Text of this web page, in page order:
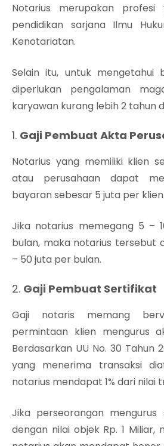
Notarius merupakan profesi
pendidikan sarjana Ilmu
Kenotariatan.
Selain itu, untuk mengetahui
diperlukan pengalaman
karyawan kurang lebih 2 tahun
1. Gaji Pembuat Akta
Notarius yang memiliki klien
atau perusahaan dapat
bayaran sebesar 5 juta per klien.
Jika notarius memegang 5 –
bulan, maka notarius tersebut
– 50 juta per bulan.
2. Gaji Pembuat Sertifikat
Gaji notaris memang
permintaan klien mengurus
Berdasarkan UU No. 30 Tahun
yang menerima transaksi
notarius mendapat 1% dari nilai
Jika perseorangan
dengan nilai objek Rp. 1 Miliar,